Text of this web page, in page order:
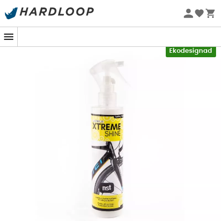
Sommarerbjudanden 🔥 -5 % EXTRA vid köp av 2 produkter*
Ekodesignad